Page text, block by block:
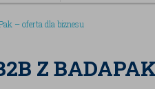
– oferta dla biznesu
Z